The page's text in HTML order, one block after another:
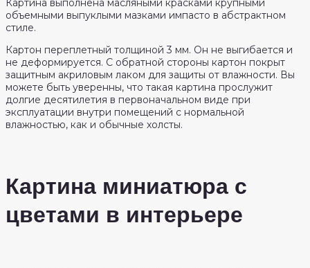
Картина выполнена масляными красками крупными
объемными выпуклыми мазками импасто в абстрактном
стиле.
Картон переплетный толщиной 3 мм. Он не выгибается и
не деформируется. С обратной стороны картон покрыт
защитным акриловым лаком для защиты от влажности. Вы
можете быть уверенны, что такая картина прослужит
долгие десятилетия в первоначальном виде при
эксплуатации внутри помещений с нормальной
влажностью, как и обычные холсты.
Картина миниатюра с
цветами в интерьере